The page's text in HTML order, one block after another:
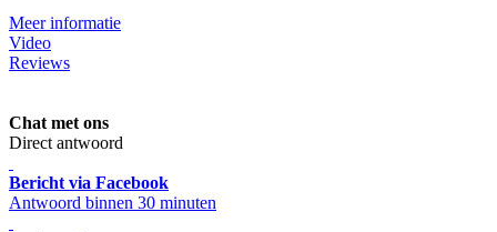
Meer informatie
Video
Reviews
Chat met ons
Direct antwoord
Bericht via Facebook
Antwoord binnen 30 minuten